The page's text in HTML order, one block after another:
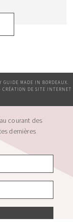
GUIDE MADE IN BORDEAUX.
CRÉATION DE SITE INTERNET
courant des
dernières